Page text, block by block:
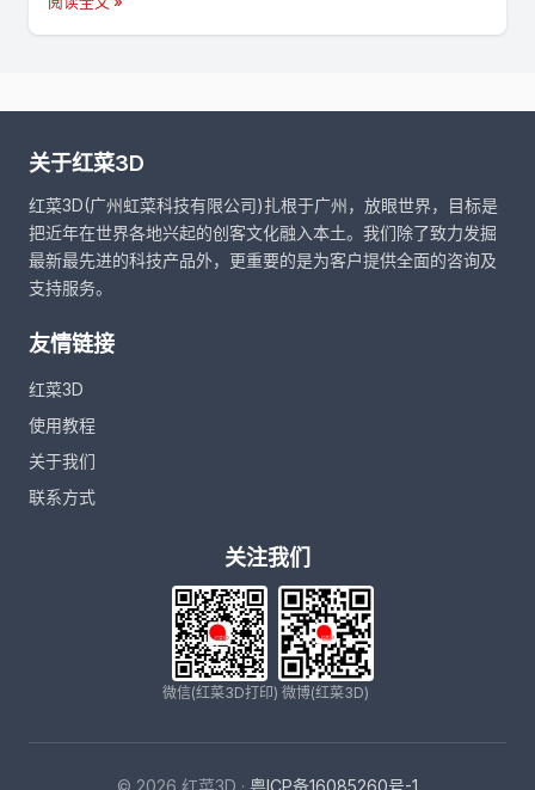
关于红菜3D
红菜3D(广州虹菜科技有限公司)扎根于广州，放眼世界，目标是
把近年在世界各地兴起的创客文化融入本土。我们除了致力发掘
最新最先进的科技产品外，更重要的是为客户提供全面的咨询及
支持服务。
友情链接
红菜3D
使用教程
关于我们
联系方式
关注我们
微信(红菜3D打印) 微博(红菜3D)
© 2026 红菜3D · 粤ICP备16085260号-1